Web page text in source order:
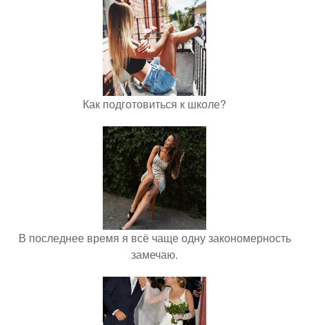
Как подготовиться к школе?
В последнее время я всё чаще одну закономерность
замечаю.